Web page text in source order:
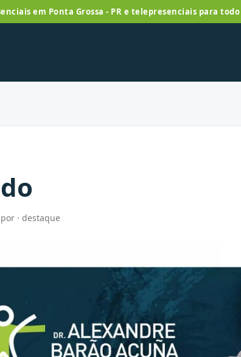
em Ponta Grossa - PR e telepresenciais para
· destaque